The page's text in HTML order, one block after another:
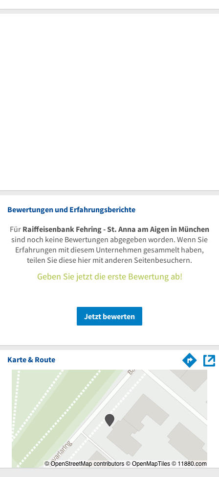
Bewertungen und Erfahrungsberichte
Für Raiffeisenbank Fehring - St. Anna am Aigen in München
sind noch keine Bewertungen abgegeben worden. Wenn Sie
Erfahrungen mit diesem Unternehmen gesammelt haben,
teilen Sie diese hier mit anderen Seitenbesuchern.
Geben Sie jetzt die erste Bewertung ab!
Jetzt bewerten
Karte & Route